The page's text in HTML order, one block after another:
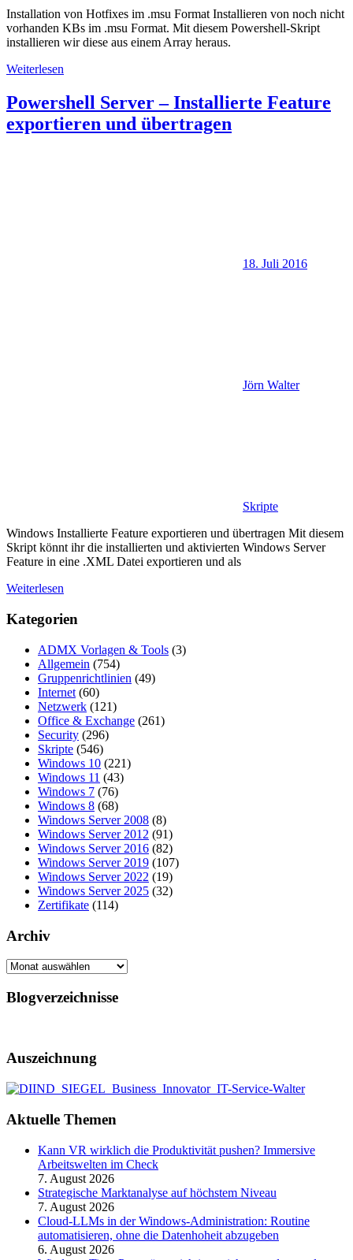
Installation von Hotfixes im .msu Format Installieren von noch nicht
vorhanden KBs im .msu Format. Mit diesem Powershell-Skript
installieren wir diese aus einem Array heraus.
Weiterlesen
Powershell Server – Installierte Feature
exportieren und übertragen
18. Juli 2016
Jörn Walter
Skripte
Windows Installierte Feature exportieren und übertragen Mit diesem
Skript könnt ihr die installierten und aktivierten Windows Server
Feature in eine .XML Datei exportieren und als
Weiterlesen
Kategorien
ADMX Vorlagen & Tools (3)
Allgemein (754)
Gruppenrichtlinien (49)
Internet (60)
Netzwerk (121)
Office & Exchange (261)
Security (296)
Skripte (546)
Windows 10 (221)
Windows 11 (43)
Windows 7 (76)
Windows 8 (68)
Windows Server 2008 (8)
Windows Server 2012 (91)
Windows Server 2016 (82)
Windows Server 2019 (107)
Windows Server 2022 (19)
Windows Server 2025 (32)
Zertifikate (114)
Archiv
Archiv
Blogverzeichnisse
Auszeichnung
Aktuelle Themen
Kann VR wirklich die Produktivität pushen? Immersive
Arbeitswelten im Check
7. August 2026
Strategische Marktanalyse auf höchstem Niveau
7. August 2026
Cloud-LLMs in der Windows-Administration: Routine
automatisieren, ohne die Datenhoheit abzugeben
6. August 2026